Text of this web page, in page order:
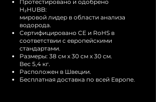
Протестировано и одобрено
H₂HUBB:
мировой лидер в области анализа
водорода.
Сертифицировано CE и RoHS в
соответствии с европейскими
стандартами.
Размеры: 38 см x 30 см x 30 см.
Вес 5,4 кг.
Расположен в Швеции.
Бесплатная доставка по всей Европе.